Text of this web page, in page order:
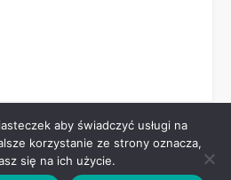
aby świadczyć usługi na
korzystanie ze strony oznacza,
się na ich użycie.